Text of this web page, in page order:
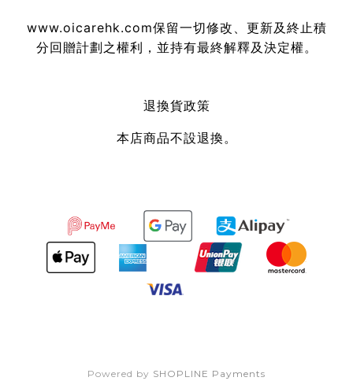
www.oicarehk.com保留一切修改、更新及終止積
分回贈計劃之權利，並持有最終解釋及決定權。
退換貨政策
本店商品不設退換。
Powered by SHOPLINE Payments